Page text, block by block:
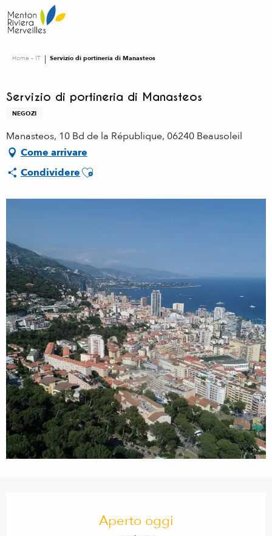
au
contenu
Home – IT Servizio di portineria di Manasteos
Servizio di portineria di Manasteos
NEGOZI
Manasteos, 10 Bd de la République, 06240 Beausoleil
Come arrivare
CondividereAjouter aux favoris
Aperto oggi